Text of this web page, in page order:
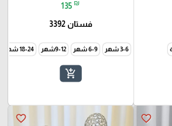
135 ₪
فستان 3392
3-6 شهر 6-9 شهر 9-12شهر 18-24 شهر
add_shopping_cart
favorite_border
favorite_border